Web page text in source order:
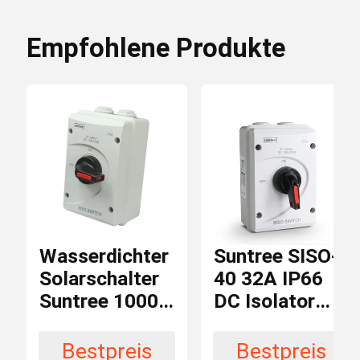
Sonnenkollektor-Schnüre
Gleichstromleistungsschalter
DC-Überspannungsableiter
DC-Sicherungs-Halter
Max.
Art Trennschalter
Nennstrom 10-32A
Nennspannung 1000V
Empfohlene Produkte
Wasserdichter
Solarschalter
Suntree 1000V
Bestpreis
Suntree SISO-
40 32A IP66
DC Isolator
Bestpreis